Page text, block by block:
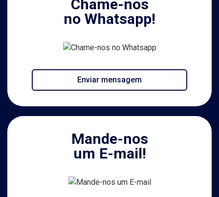
Chame-nos
no Whatsapp!
Enviar mensagem
Mande-nos
um E-mail!